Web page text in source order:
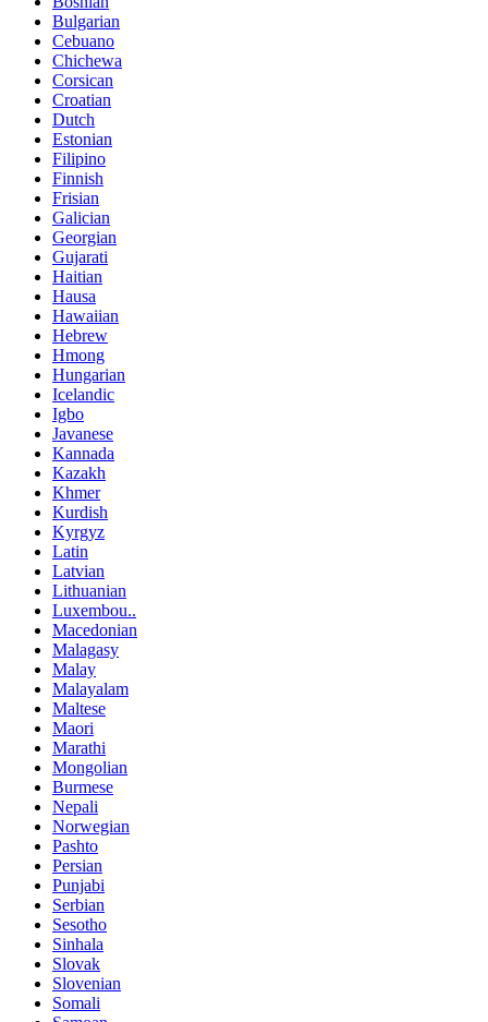
Bulgarian
Cebuano
Chichewa
Corsican
Croatian
Dutch
Estonian
Filipino
Finnish
Frisian
Galician
Georgian
Gujarati
Haitian
Hausa
Hawaiian
Hebrew
Hmong
Hungarian
Icelandic
Igbo
Javanese
Kannada
Kazakh
Khmer
Kurdish
Kyrgyz
Latin
Latvian
Lithuanian
Luxembou..
Macedonian
Malagasy
Malay
Malayalam
Maltese
Maori
Marathi
Mongolian
Burmese
Nepali
Norwegian
Pashto
Persian
Punjabi
Serbian
Sesotho
Sinhala
Slovak
Slovenian
Somali